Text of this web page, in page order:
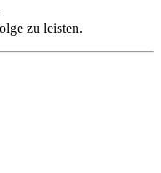
zu leisten.